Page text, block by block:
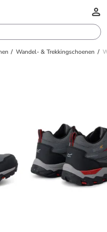
Wandel- & Trekkingschoenen